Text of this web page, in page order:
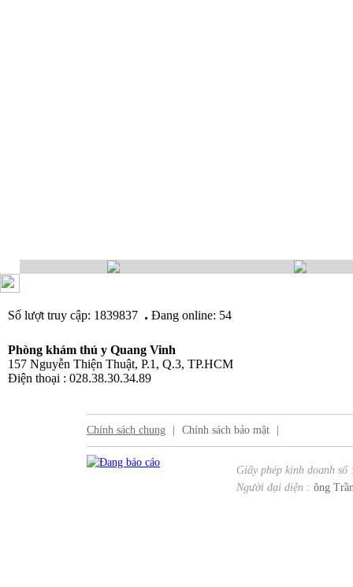
Số lượt truy cập: 1839837 . Đang online: 54
Phòng khám thú y Quang Vinh
157 Nguyễn Thiện Thuật, P.1, Q.3, TP.HCM
Điện thoại : 028.38.30.34.89
Chính sách chung Chính sách bảo mật
Giấy phép kinh doanh số
Người đại diện : ông